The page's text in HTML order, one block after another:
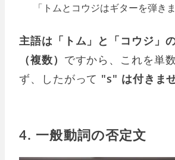
「トムとコウジはギターを弾きま
主語は「トム」と「コウジ」
（複数） ですから、これを単
ず、したがって "s" は付きませ
4. 一般動詞の否定文